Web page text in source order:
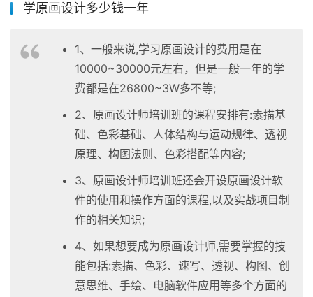
学原画设计多少钱一年
1、一般来说,学习原画设计的费用是在
10000~30000元左右，但是一般一年的学
费都是在26800~3W多不等;
2、原画设计师培训班的课程安排有:素描基
础、色彩基础、人体结构与运动规律、透视
原理、构图法则、色彩搭配等内容;
3、原画设计师培训班还会开设原画设计软
件的使用和操作方面的课程,以及实战项目制
作的相关知识;
4、如果想要成为原画设计师,需要掌握的技
能包括:素描、色彩、速写、透视、构图、创
意思维、手绘、电脑软件应用等多个方面的